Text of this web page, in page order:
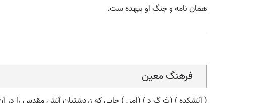
همان نامه و جنگ او بیهده ست.
فرهنگ معین